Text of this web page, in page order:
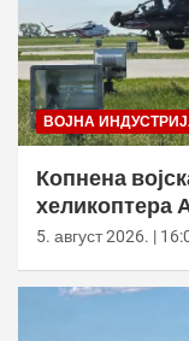
ВОЈНА
Копнена
хеликоптера
5. август 2026. |